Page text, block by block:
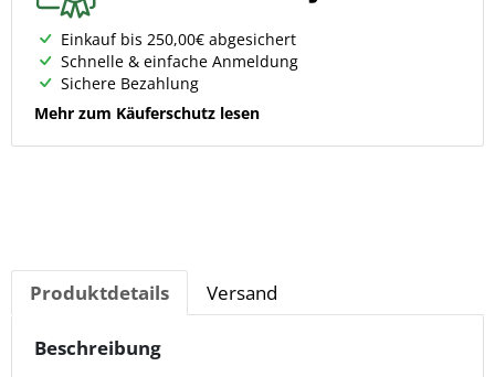
Einkauf bis 250,00€ abgesichert
Schnelle & einfache Anmeldung
Sichere Bezahlung
Mehr zum Käuferschutz lesen
Produktdetails Versand
Beschreibung